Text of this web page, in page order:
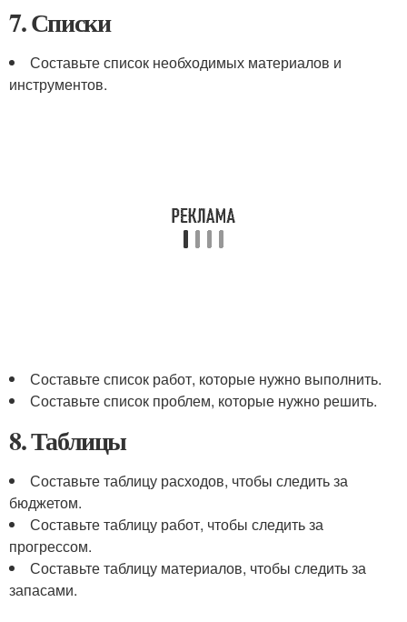
7. Списки
Составьте список необходимых материалов и
инструментов.
Составьте список работ, которые нужно выполнить.
Составьте список проблем, которые нужно решить.
8. Таблицы
Составьте таблицу расходов, чтобы следить за
бюджетом.
Составьте таблицу работ, чтобы следить за
прогрессом.
Составьте таблицу материалов, чтобы следить за
запасами.